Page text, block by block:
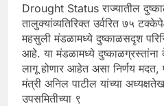
Drought Status राज्यातील
तालुक्यांव्यतिरिक्त उर्वरित ७५
महसुली मंडळामध्ये दुष्काळसदृश
आहे. या मंडळामध्ये दुष्काळग्रस्तांना
लागू होणार आहेत असा निर्णय मदत,
मंत्री अनिल पाटील यांच्या
उपसमितीच्या ९